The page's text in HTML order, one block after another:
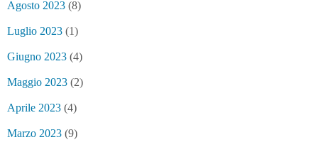
Agosto 2023 (8)
Luglio 2023 (1)
Giugno 2023 (4)
Maggio 2023 (2)
Aprile 2023 (4)
Marzo 2023 (9)